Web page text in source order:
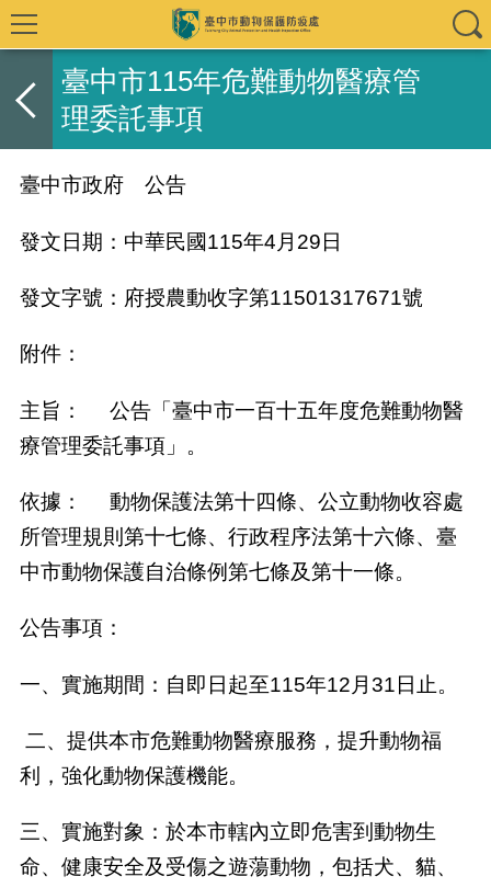
臺中市115年危難動物醫療管
理委託事項
臺中市政府 公告
發文日期：中華民國115年4 月 29日
發文字號：府授農動收字第11501317671號
附件：
主旨：
公告「臺中市一百十五年度危難動物醫
療管理委託事項」。
依據：
動物保護法第十四條、公立動物收容處
所管理規則第十七條、行政程序法第十六條、臺
中市動物保護自治條例第七條及第十一條。
公告事項：
一、實施期間：自即日起至115年12 月31日止。
二、提供本市危難動物醫療服務，提升動物福
利，強化動物保護機能。
三、實施對象：於本市轄內立即危害到動物生
命、健康安全及受傷之遊蕩動物，包括犬、貓、